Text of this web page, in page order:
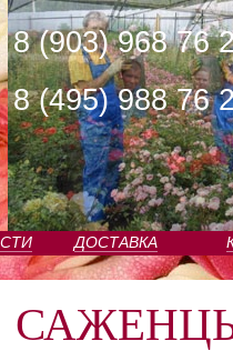
8 (903) 968 76
8 (495) 988 76
ДОСТАВКА